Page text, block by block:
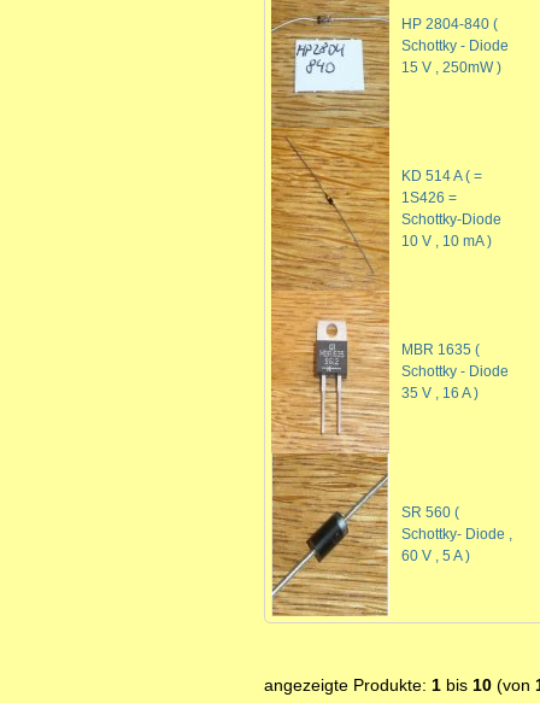
HP 2804-840 (
Schottky - Diode
15 V , 250mW )
KD 514 A ( =
1S426 =
Schottky-Diode
10 V , 10 mA )
MBR 1635 (
Schottky - Diode
35 V , 16 A )
SR 560 (
Schottky- Diode ,
60 V , 5 A )
angezeigte Produkte: 1bis 10(von